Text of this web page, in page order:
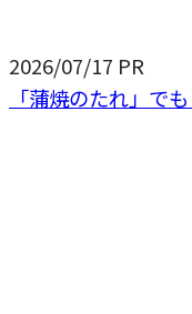
2026/07/17 PR
「蒲焼のたれ」で